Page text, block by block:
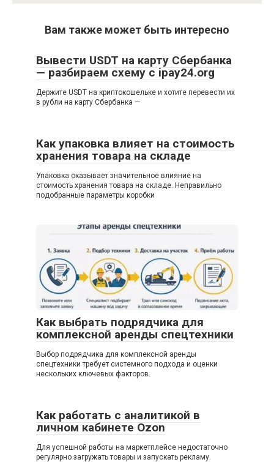
Вам также может быть интересно
Вывести USDT на карту Сбербанка
— разбираем схему с ipay24.org
Держите USDT на криптокошельке и хотите перевести их
в рубли на карту Сбербанка —
Как упаковка влияет на стоимость
хранения товара на складе
Упаковка оказывает значительное влияние на
стоимость хранения товара на складе. Неправильно
подобранные параметры коробки
Как выбрать подрядчика для
комплексной аренды спецтехники
Выбор подрядчика для комплексной аренды
спецтехники требует системного подхода и оценки
нескольких ключевых факторов.
Как работать с аналитикой в
личном кабинете Ozon
Для успешной работы на маркетплейсе недостаточно
регулярно загружать товары и запускать рекламу.